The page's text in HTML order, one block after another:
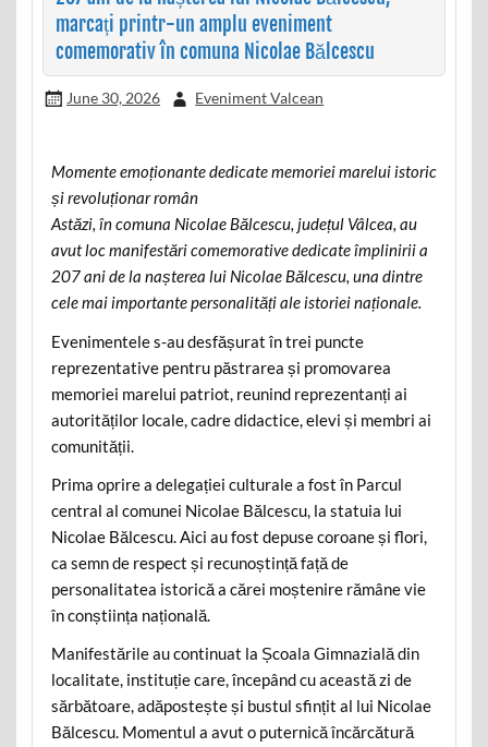
marcați printr-un amplu eveniment
comemorativ în comuna Nicolae Bălcescu
June 30, 2026 Eveniment Valcean
Momente emoționante dedicate memoriei marelui istoric
și revoluționar român
Astăzi, în comuna Nicolae Bălcescu, județul Vâlcea, au
avut loc manifestări comemorative dedicate împlinirii a
207 ani de la nașterea lui Nicolae Bălcescu, una dintre
cele mai importante personalități ale istoriei naționale.
Evenimentele s-au desfășurat în trei puncte
reprezentative pentru păstrarea și promovarea
memoriei marelui patriot, reunind reprezentanți ai
autorităților locale, cadre didactice, elevi și membri ai
comunității.
Prima oprire a delegației culturale a fost în Parcul
central al comunei Nicolae Bălcescu, la statuia lui
Nicolae Bălcescu. Aici au fost depuse coroane și flori,
ca semn de respect și recunoștință față de
personalitatea istorică a cărei moștenire rămâne vie
în conștiința națională.
Manifestările au continuat la Școala Gimnazială din
localitate, instituție care, începând cu această zi de
sărbătoare, adăpostește și bustul sfințit al lui Nicolae
Bălcescu. Momentul a avut o puternică încărcătură